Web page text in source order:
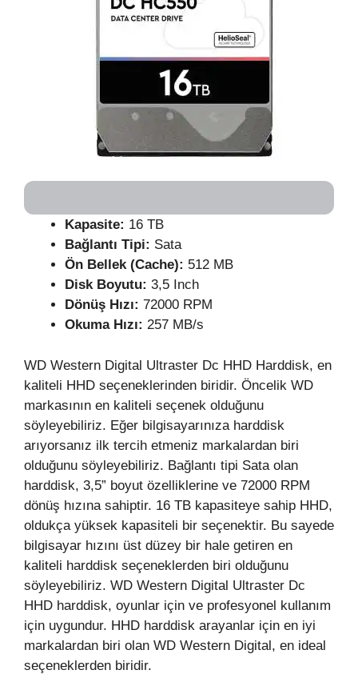
Kapasite: 16 TB
Bağlantı Tipi: Sata
Ön Bellek (Cache): 512 MB
Disk Boyutu: 3,5 Inch
Dönüş Hızı: 72000 RPM
Okuma Hızı: 257 MB/s
WD Western Digital Ultraster Dc HHD Harddisk, en
kaliteli HHD seçeneklerinden biridir. Öncelik WD
markasının en kaliteli seçenek olduğunu
söyleyebiliriz. Eğer bilgisayarınıza harddisk
arıyorsanız ilk tercih etmeniz markalardan biri
olduğunu söyleyebiliriz. Bağlantı tipi Sata olan
harddisk, 3,5” boyut özelliklerine ve 72000 RPM
dönüş hızına sahiptir. 16 TB kapasiteye sahip HHD,
oldukça yüksek kapasiteli bir seçenektir. Bu sayede
bilgisayar hızını üst düzey bir hale getiren en
kaliteli harddisk seçeneklerden biri olduğunu
söyleyebiliriz. WD Western Digital Ultraster Dc
HHD harddisk, oyunlar için ve profesyonel kullanım
için uygundur. HHD harddisk arayanlar için en iyi
markalardan biri olan WD Western Digital, en ideal
seçeneklerden biridir.